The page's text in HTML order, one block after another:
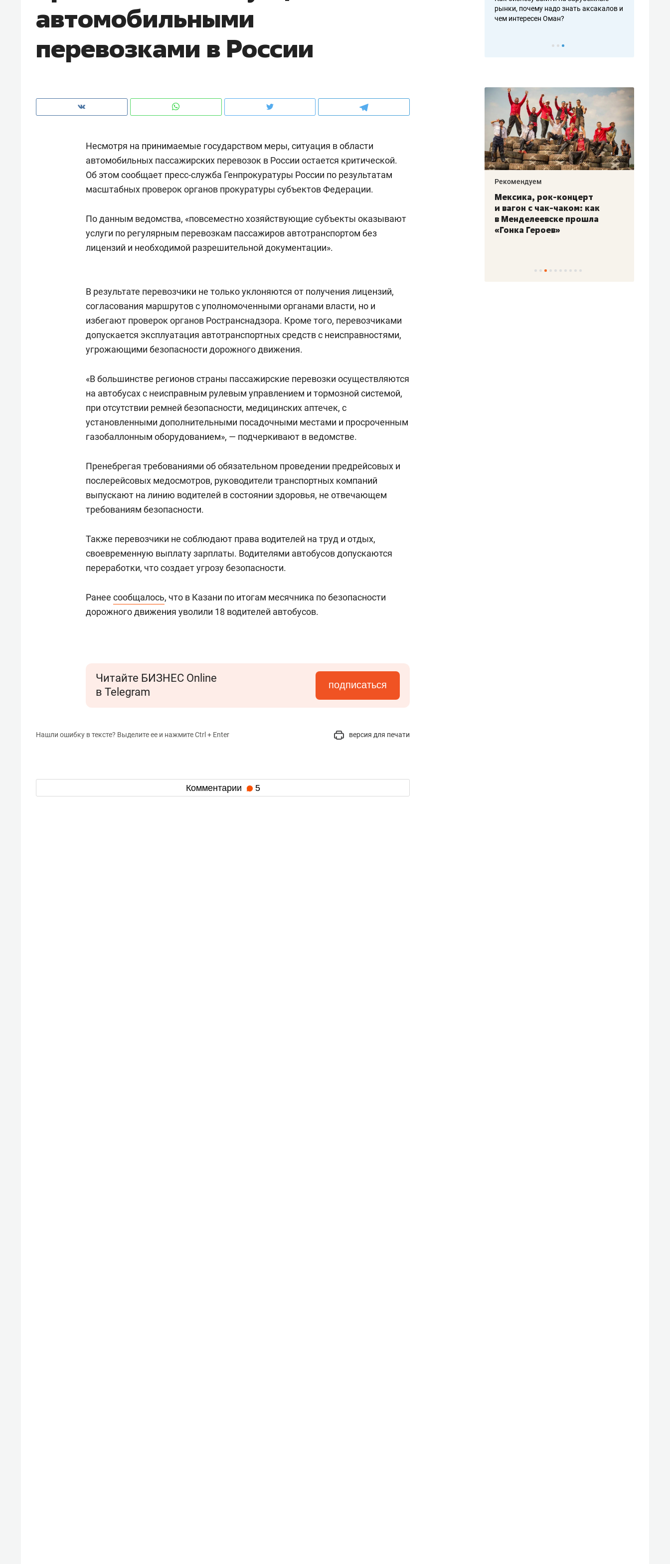
автомобильными
перевозками в России
Несмотря на принимаемые государством меры, ситуация в области
автомобильных пассажирских перевозок в России остается критической.
Об этом сообщает пресс-служба Генпрокуратуры России по результатам
масштабных проверок органов прокуратуры субъектов Федерации.
По данным ведомства, «повсеместно хозяйствующие субъекты оказывают
услуги по регулярным перевозкам пассажиров автотранспортом без
лицензий и необходимой разрешительной документации».
В результате перевозчики не только уклоняются от получения лицензий,
согласования маршрутов с уполномоченными органами власти, но и
избегают проверок органов Ространснадзора. Кроме того, перевозчиками
допускается эксплуатация автотранспортных средств с неисправностями,
угрожающими безопасности дорожного движения.
«В большинстве регионов страны пассажирские перевозки осуществляются
на автобусах с неисправным рулевым управлением и тормозной системой,
при отсутствии ремней безопасности, медицинских аптечек, с
установленными дополнительными посадочными местами и просроченным
газобаллонным оборудованием», — подчеркивают в ведомстве.
Пренебрегая требованиями об обязательном проведении предрейсовых и
послерейсовых медосмотров, руководители транспортных компаний
выпускают на линию водителей в состоянии здоровья, не отвечающем
требованиям безопасности.
Также перевозчики не соблюдают права водителей на труд и отдых,
своевременную выплату зарплаты. Водителями автобусов допускаются
переработки, что создает угрозу безопасности.
Ранее сообщалось, что в Казани по итогам месячника по безопасности
дорожного движения уволили 18 водителей автобусов.
Читайте БИЗНЕС Online
в Telegram
подписаться
Нашли ошибку в тексте? Выделите ее и нажмите Ctrl + Enter версия для печати
Комментарии 5
рынки, почему надо знать аксакалов и
чем интересен Оман?
клиентах и чудных запросах мастеров
рынки, почему надо знать аксакалов и
чем интересен Оман?
Как ГК «МИР ГРУПП» и ВТБ
комфорта под Казанью
Рекомендуем
150 камер до квартиры и Face
безопасность в ЖК «Нова»
Рекомендуем
Опыт выживания в дикой
с ментальным и физическим
состоянием как основа
Рекомендуем
Мексика, рок-концерт
и вагон с чак-чаком: как
в Менделеевске прошла
«Гонка Героев»